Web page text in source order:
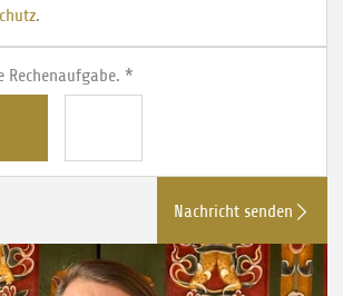
.
Rechenaufgabe. *
Nachricht senden